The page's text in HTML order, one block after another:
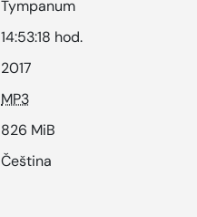
Tympanum
14:53:18 hod.
2017
MP3
826 MiB
Čeština